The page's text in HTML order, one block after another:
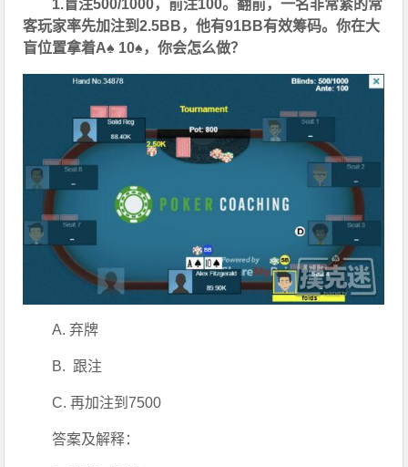
1.盲注500/1000，前注100。翻前，一名非常紧的常
客玩家率先加注到2.5BB，他有91BB有效筹码。你在大
盲位置拿着A♠ 10♠，你会怎么做？
A. 弃牌
B.  跟注
C. 再加注到7500
答案及解释：